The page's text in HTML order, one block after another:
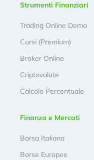
Strumenti Finanziari
Trading Online Demo
Corsi (Premium)
Broker Online
Criptovalute
Calcolo Percentuale
Finanza e Mercati
Borsa Italiana
Borse Europee